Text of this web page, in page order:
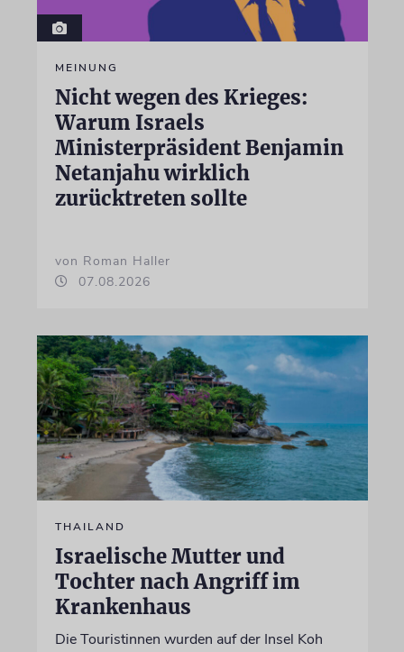
MEINUNG
Nicht wegen des Krieges:
Warum Israels
Ministerpräsident Benjamin
Netanjahu wirklich
zurücktreten sollte
von Roman Haller
07.08.2026
THAILAND
Israelische Mutter und
Tochter nach Angriff im
Krankenhaus
Die Touristinnen wurden auf der Insel Koh